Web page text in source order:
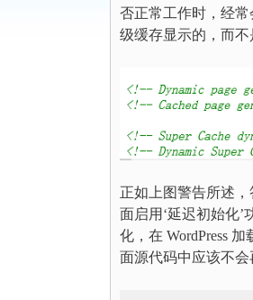
否正常工作时，经常
级缓存显示的，而不
正如上图警告所述，
面启用‘延迟初始化’
化，在 WordPress
面源代码中应该不会